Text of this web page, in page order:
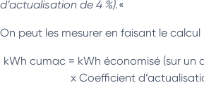
d’actualisation de 4 %).«
On peut les mesurer en faisant le calcul
kWh cumac = kWh économisé (sur un
x Coefficient